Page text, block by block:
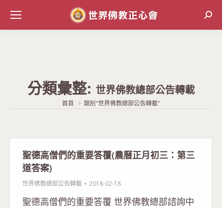
分類彙整: 世界佛教總部公告轉載
當前位置:
首頁 類別"世界佛教總部公告轉載"
聖德高僧們的重要答覆(農曆正月初三：第三
道答案)
世界佛教總部公告轉載 2018-02-18
聖德高僧們的重要答覆 世界佛教總部諮詢中